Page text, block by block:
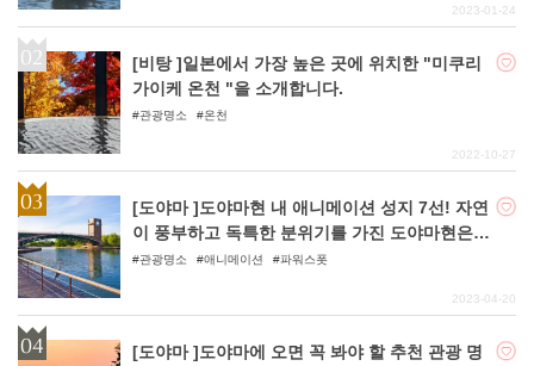
2023-01-24
[비탕 ]일본에서 가장 높은 곳에 위치한 "미쿠리
가이케 온천 "을 소개합니다.
관광명소 온천
2022-10-27
[도야마 ]도야마현 내 애니메이션 성지 7선! 자연
이 풍부하고 독특한 분위기를 가진 도야마현은
다양한 작품에 등장!
관광명소 애니메이션 파워스폿
2023-04-20
[도야마 ]도야마에 오면 꼭 봐야 할 추천 관광 명